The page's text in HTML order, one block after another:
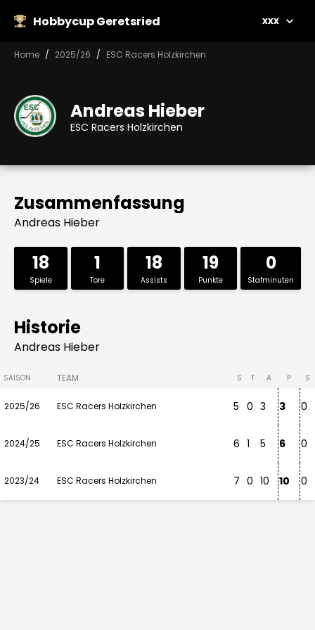
Hobbycup Geretsried xxx
Home 2025/26 ESC Racers Holzkirchen
Andreas Hieber
ESC Racers Holzkirchen
Zusammenfassung
Andreas Hieber
18
Spiele
1
Tore
18
Assists
19
Punkte
0
Stafminuten
Historie
Andreas Hieber
SAISON TEAM S T A P S
2025/26 ESC Racers Holzkirchen 5 0 3 3 0
2024/25 ESC Racers Holzkirchen 6 1 5 6 0
2023/24 ESC Racers Holzkirchen 7 0 10 10 0